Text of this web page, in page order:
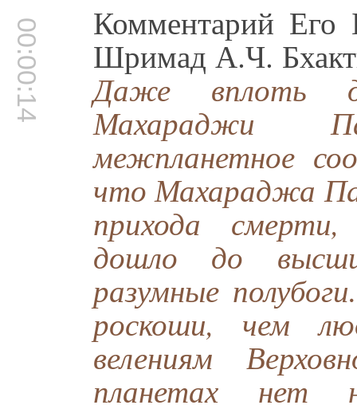
00:00:14 Комментарий
Шримад А.Ч.
Даже вплоть
Махараджи
межпланетное
что Махараджа
прихода
дошло до
разумные
роскоши, чем
велениям
планетах нет